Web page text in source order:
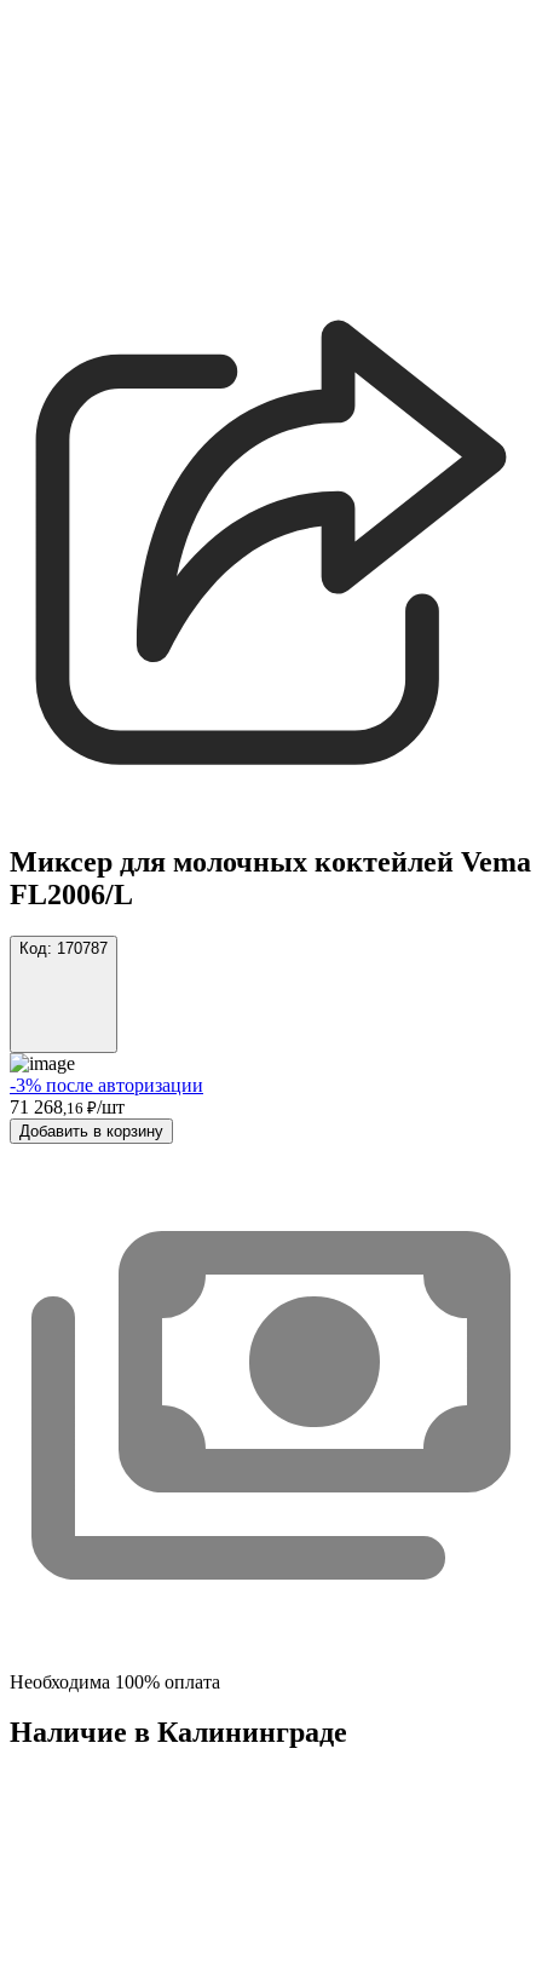
Миксер для молочных коктейлей Vema
FL2006/L
Код: 170787
-3% после авторизации
71 268 ,16 ₽/шт
Добавить в корзину
Необходима 100% оплата
Наличие в Калининградe